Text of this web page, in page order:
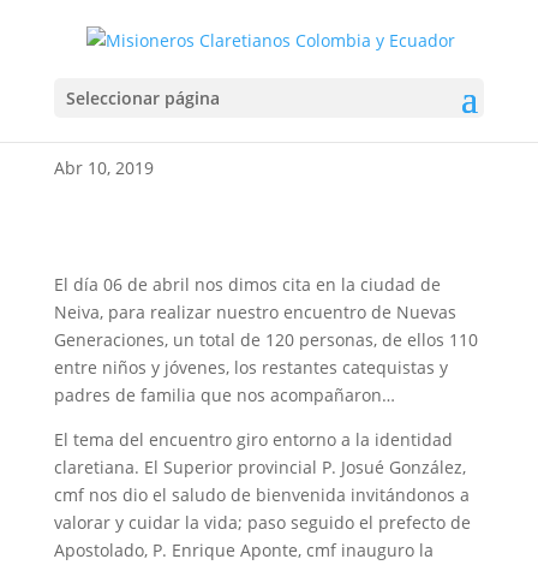
Seleccionar página
Encuentro Nuevas
Generaciones
Abr 10, 2019
El día 06 de abril nos dimos cita en la ciudad de
Neiva, para realizar nuestro encuentro de Nuevas
Generaciones, un total de 120 personas, de ellos 110
entre niños y jóvenes, los restantes catequistas y
padres de familia que nos acompañaron…
El tema del encuentro giro entorno a la identidad
claretiana. El Superior provincial P. Josué González,
cmf nos dio el saludo de bienvenida invitándonos a
valorar y cuidar la vida; paso seguido el prefecto de
Apostolado, P. Enrique Aponte, cmf inauguro la